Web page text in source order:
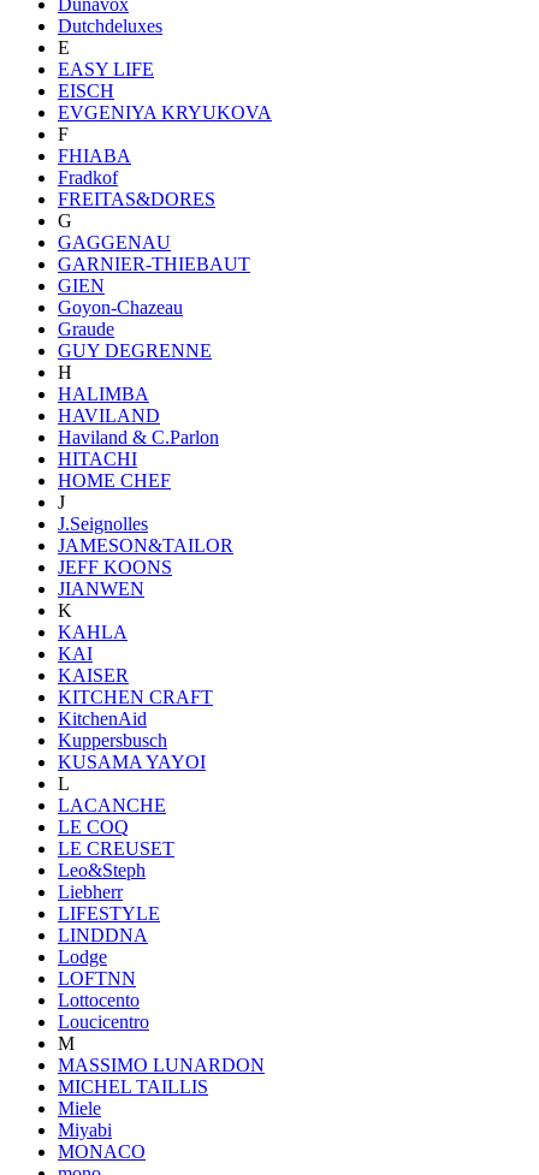
Dutchdeluxes
E
EASY LIFE
EISCH
EVGENIYA KRYUKOVA
F
FHIABA
Fradkof
FREITAS&DORES
G
GAGGENAU
GARNIER-THIEBAUT
GIEN
Goyon-Chazeau
Graude
GUY DEGRENNE
H
HALIMBA
HAVILAND
Haviland & C.Parlon
HITACHI
HOME CHEF
J
J.Seignolles
JAMESON&TAILOR
JEFF KOONS
JIANWEN
K
KAHLA
KAI
KAISER
KITCHEN CRAFT
KitchenAid
Kuppersbusch
KUSAMA YAYOI
L
LACANCHE
LE COQ
LE CREUSET
Leo&Steph
Liebherr
LIFESTYLE
LINDDNA
Lodge
LOFTNN
Lottocento
Loucicentro
M
MASSIMO LUNARDON
MICHEL TAILLIS
Miele
Miyabi
MONACO